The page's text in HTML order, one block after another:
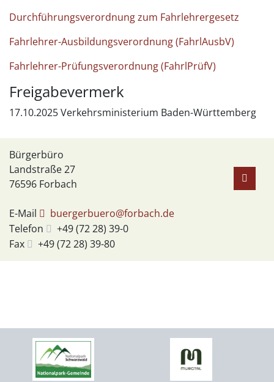
Durchführungsverordnung zum Fahrlehrergesetz
Fahrlehrer-Ausbildungsverordnung (FahrlAusbV)
Fahrlehrer-Prüfungsverordnung (FahrlPrüfV)
Freigabevermerk
17.10.2025Verkehrsministerium Baden-Württemberg
Bürgerbüro
Landstraße 27
76596 Forbach
E-Mail
buergerbuero@forbach.de
Telefon
+49 (7228) 39-0
Fax
+49 (7228) 39-80